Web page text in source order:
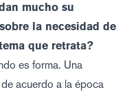
mucho su
la necesidad de
que retrata?
es forma. Una
acuerdo a la época